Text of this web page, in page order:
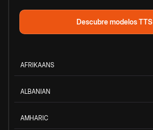
Descubre modelos TTS
AFRIKAANS
ALBANIAN
AMHARIC